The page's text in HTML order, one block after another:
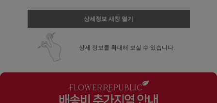
상세정보 새창 열기
상세 정보를 확대해 보실 수 있습니다.